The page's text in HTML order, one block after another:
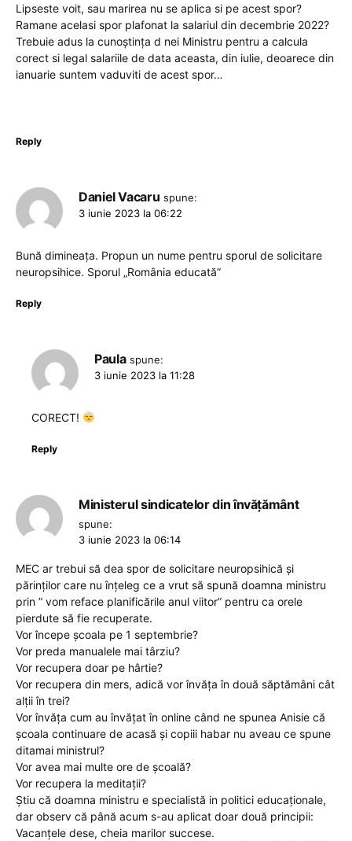
Lipseste voit, sau marirea nu se aplica si pe acest spor?
Ramane acelasi spor plafonat la salariul din decembrie 2022?
Trebuie adus la cunoștința d nei Ministru pentru a calcula
corect si legal salariile de data aceasta, din iulie, deoarece din
ianuarie suntem vaduviti de acest spor…
Reply
Daniel Vacaru spune:
3 iunie 2023 la 06:22
Bună dimineața. Propun un nume pentru sporul de solicitare
neuropsihice. Sporul „România educată”
Reply
Paula spune:
3 iunie 2023 la 11:28
CORECT!
Reply
Ministerul sindicatelor din învățământ
spune:
3 iunie 2023 la 06:14
MEC ar trebui să dea spor de solicitare neuropsihică și
părinților care nu înțeleg ce a vrut să spună doamna ministru
prin ” vom reface planificările anul viitor” pentru ca orele
pierdute să fie recuperate.
Vor începe școala pe 1 septembrie?
Vor preda manualele mai târziu?
Vor recupera doar pe hârtie?
Vor recupera din mers, adică vor învăța în două săptămâni cât
alții în trei?
Vor învăța cum au învățat în online când ne spunea Anisie că
școala continuare de acasă și copiii habar nu aveau ce spune
ditamai ministrul?
Vor avea mai multe ore de școală?
Vor recupera la meditații?
Știu că doamna ministru e specialistă in politici educaționale,
dar observ că până acum s-au aplicat doar două principii:
Vacanțele dese, cheia marilor succese.